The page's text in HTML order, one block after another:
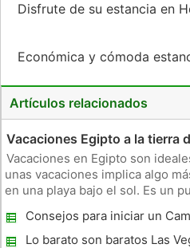
Disfrute de su estancia en
Económica y cómoda
Artículos relacionados
Vacaciones Egipto a la tierra
Vacaciones en Egipto son
unas vacaciones implica algo
en una playa bajo el sol. Es un
de kilómetros en todo el mundo
hermosas playas
Consejos para iniciar un
Lo barato son baratos Las